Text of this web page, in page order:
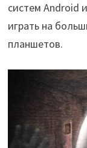
систем Android
играть на
планшетов.